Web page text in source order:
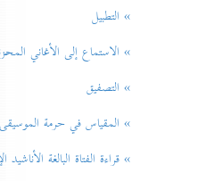
» التطبيل
» الاستماع إلى الأغاني
» التصفيق
» المقياس في حرمة الموسيقی
» قراءة الفتاة البالغة الأناشيد